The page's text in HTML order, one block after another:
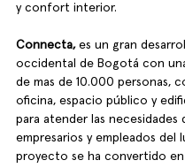
y confort interior.
Connecta, es un gran
occidental de Bogotá con
de mas de 10.000 personas,
oficina, espacio público y
para atender las necesidades
empresarios y empleados del
proyecto se ha convertido